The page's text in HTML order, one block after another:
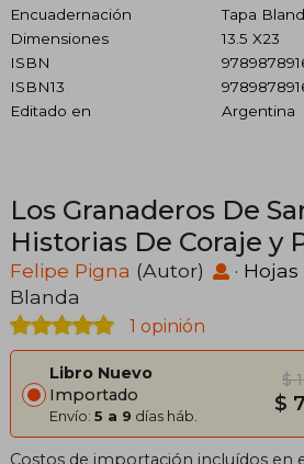
Encuadernación
Tapa
Dimensiones
13.5 X23
ISBN
ISBN13
Editado en
Argentina
Los Granaderos De
Historias De Coraje y
Felipe Pigna (Autor) ·
Blanda
1 opinión
Libro Nuevo
Importado
Envío: 5 a 9 días háb.
$
$
Costos de importación incluídos en